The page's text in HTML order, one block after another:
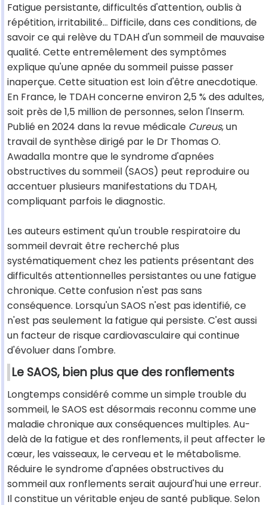
Fatigue persistante, difficultés d'attention, oublis à
répétition, irritabilité… Difficile, dans ces conditions, de
savoir ce qui relève du TDAH d'un sommeil de mauvaise
qualité. Cette entremêlement des symptômes
explique qu'une apnée du sommeil puisse passer
inaperçue. Cette situation est loin d'être anecdotique.
En France, le TDAH concerne environ 2,5 % des adultes,
soit près de 1,5 million de personnes, selon l'Inserm.
Publié en 2024 dans la revue médicale Cureus, un
travail de synthèse dirigé par le Dr Thomas O.
Awadalla montre que le syndrome d'apnées
obstructives du sommeil (SAOS) peut reproduire ou
accentuer plusieurs manifestations du TDAH,
compliquant parfois le diagnostic.
Les auteurs estiment qu'un trouble respiratoire du
sommeil devrait être recherché plus
systématiquement chez les patients présentant des
difficultés attentionnelles persistantes ou une fatigue
chronique. Cette confusion n'est pas sans
conséquence. Lorsqu'un SAOS n'est pas identifié, ce
n'est pas seulement la fatigue qui persiste. C'est aussi
un facteur de risque cardiovasculaire qui continue
d'évoluer dans l'ombre.
Le SAOS, bien plus que des ronflements
Longtemps considéré comme un simple trouble du
sommeil, le SAOS est désormais reconnu comme une
maladie chronique aux conséquences multiples. Au-
delà de la fatigue et des ronflements, il peut affecter le
cœur, les vaisseaux, le cerveau et le métabolisme.
Réduire le syndrome d'apnées obstructives du
sommeil aux ronflements serait aujourd'hui une erreur.
Il constitue un véritable enjeu de santé publique. Selon